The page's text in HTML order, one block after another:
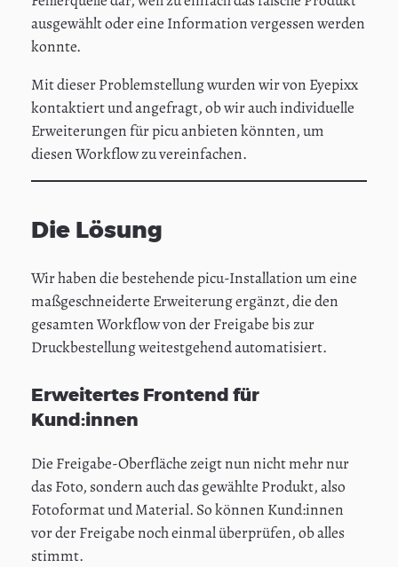
ausgewählt oder eine Information vergessen werden
konnte.
Mit dieser Problemstellung wurden wir von Eyepixx
kontaktiert und angefragt, ob wir auch individuelle
Erweiterungen für picu anbieten könnten, um
diesen Workflow zu vereinfachen.
Die Lösung
Wir haben die bestehende picu-Installation um eine
maßgeschneiderte Erweiterung ergänzt, die den
gesamten Workflow von der Freigabe bis zur
Druckbestellung weitestgehend automatisiert.
Erweitertes Frontend für
Kund:innen
Die Freigabe-Oberfläche zeigt nun nicht mehr nur
das Foto, sondern auch das gewählte Produkt, also
Fotoformat und Material. So können Kund:innen
vor der Freigabe noch einmal überprüfen, ob alles
stimmt.